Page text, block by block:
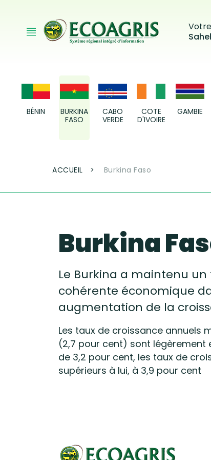
BÉNIN
BURKINA
FASO
CABO
VERDE
COTE
D'IVOIRE
GAMBIE
Fil d'Ariane
ACCUEIL Burkina Faso
Burkina
Le Burkina a maintenu
cohérente économique
augmentation de la
Les taux de croissance annuels
(2,7 pour cent) sont légèrement
de 3,2 pour cent, les taux de
supérieurs à lui, à 3,9 pour cent